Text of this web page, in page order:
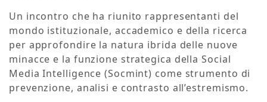
Un incontro che ha riunito rappresentanti del
mondo istituzionale, accademico e della ricerca
per approfondire la natura ibrida delle nuove
minacce e la funzione strategica della Social
Media Intelligence (Socmint) come strumento di
prevenzione, analisi e contrasto all’estremismo.